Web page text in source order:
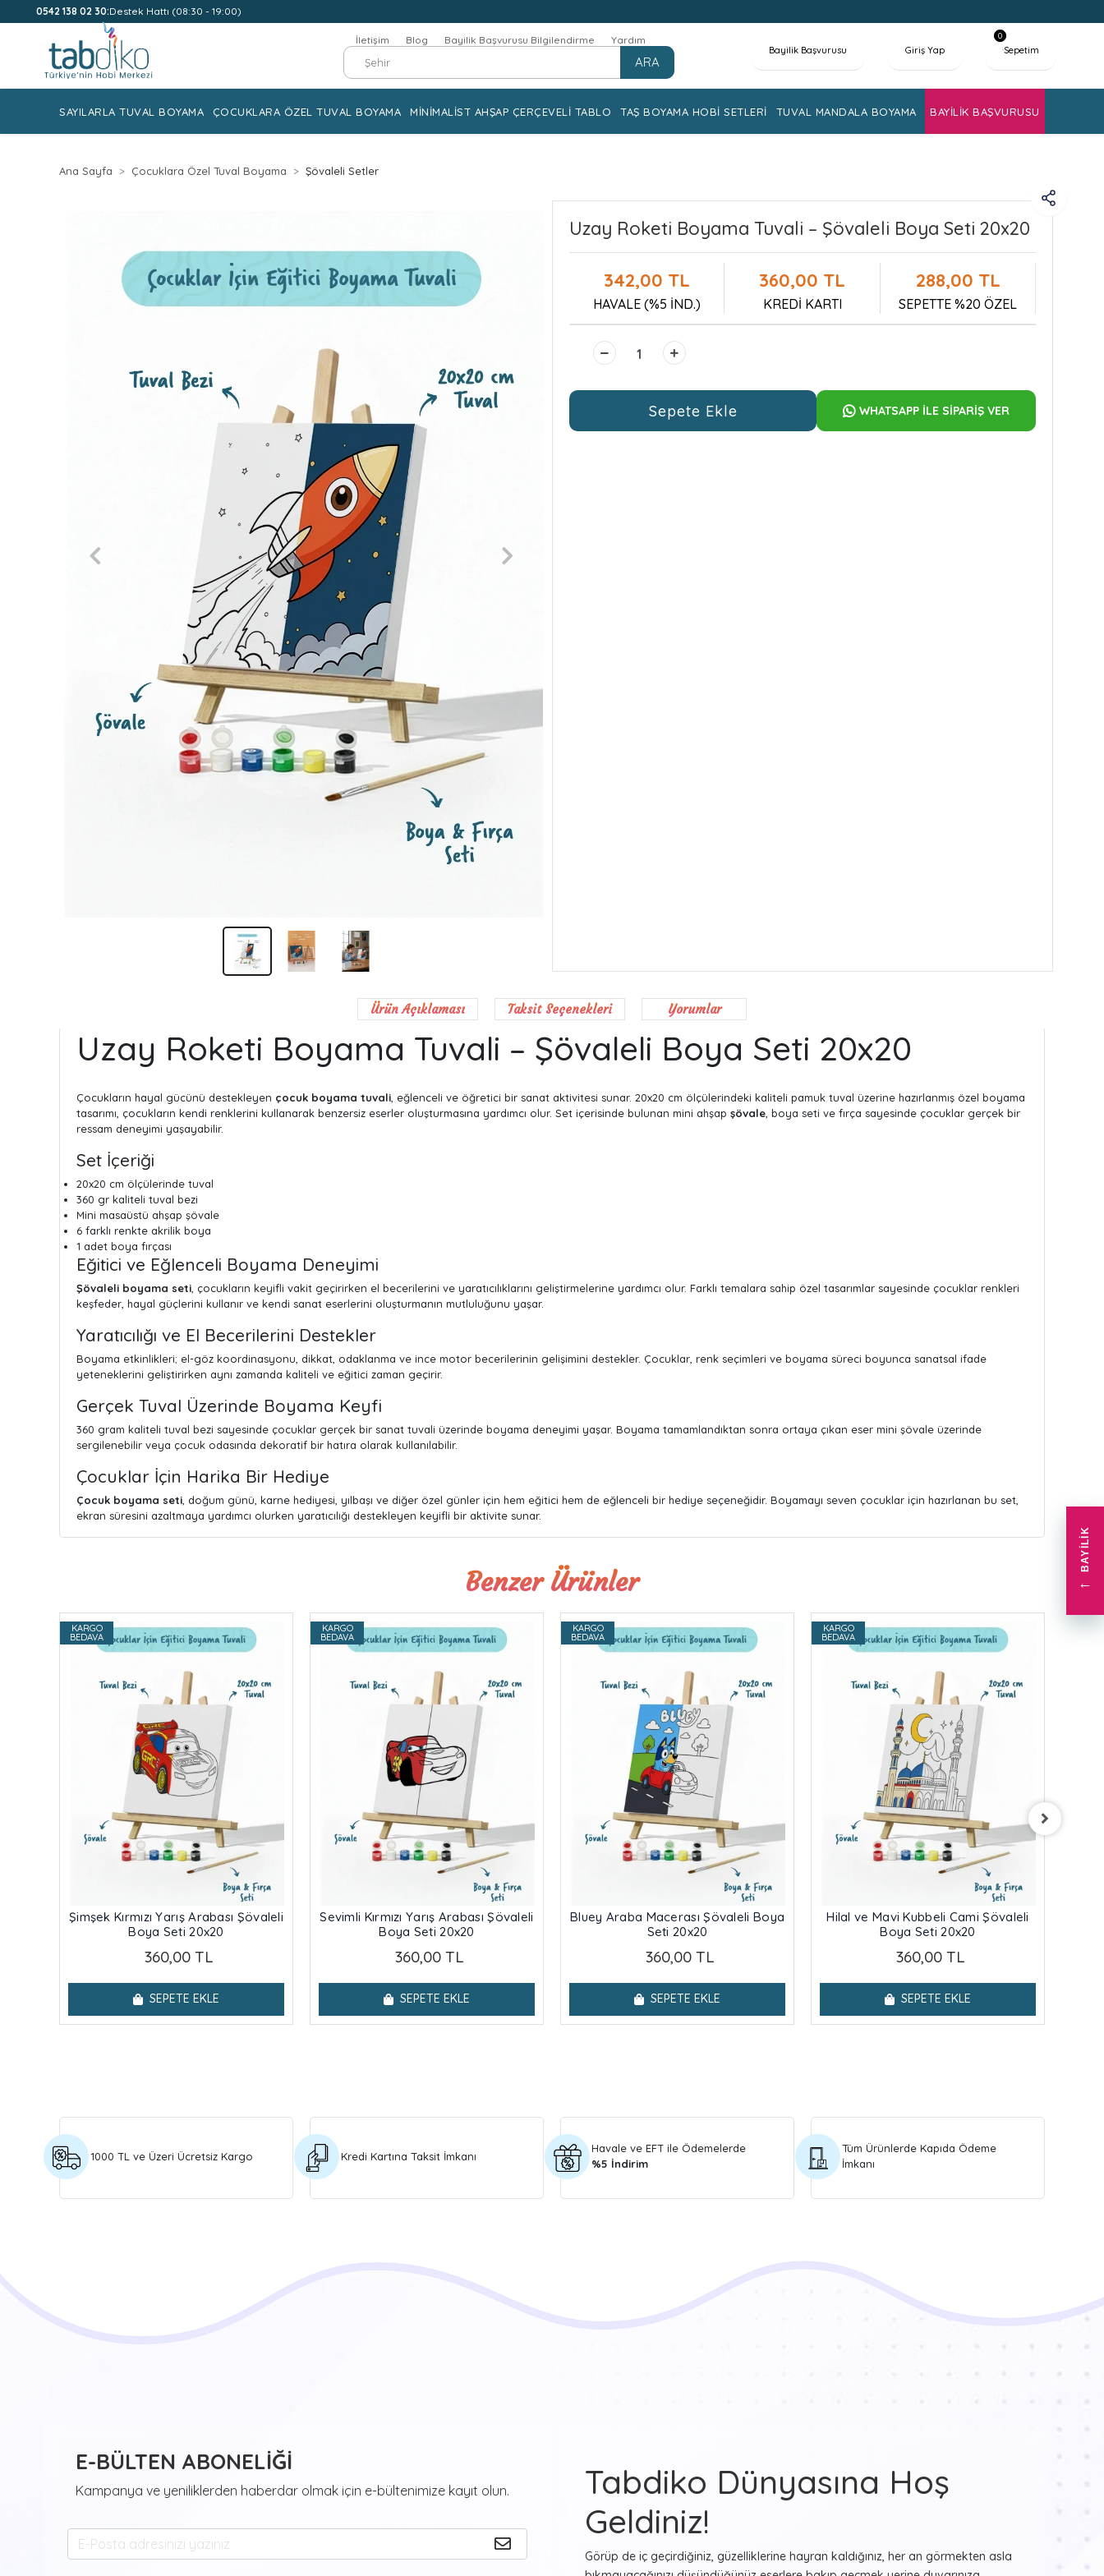
BAYILIK
←
0542 138 02 30:Destek Hattı (08:30 - 19:00)
İletişim Blog Bayilik Başvurusu Bilgilendirme Yardım
ARA
Bayilik Başvurusu Giriş Yap Sepetim
0
SAYILARLA TUVAL BOYAMA ÇOCUKLARA ÖZEL TUVAL BOYAMA MİNİMALİST AHŞAP ÇERÇEVELİ TABLO TAŞ BOYAMA HOBİ SETLERİ TUVAL MANDALA BOYAMA BAYİLİK BAŞVURUSU
Ana Sayfa Çocuklara Özel Tuval Boyama Şövaleli Setler
Uzay Roketi Boyama Tuvali – Şövaleli Boya Seti 20x20
342,00 TL
HAVALE (%5 İND.)
360,00 TL
KREDİ KARTI
288,00 TL
SEPETTE %20 ÖZEL
Sepete Ekle WHATSAPP İLE SİPARİŞ VER
Ürün Açıklaması Taksit Seçenekleri Yorumlar
Uzay Roketi Boyama Tuvali – Şövaleli Boya Seti 20x20
Çocukların hayal gücünü destekleyen çocuk boyama tuvali , eğlenceli ve öğretici bir sanat aktivitesi sunar. 20x20 cm ölçülerindeki kaliteli pamuk tuval üzerine hazırlanmış özel boyama
tasarımı, çocukların kendi renklerini kullanarak benzersiz eserler oluşturmasına yardımcı olur. Set içerisinde bulunan mini ahşap şövale , boya seti ve fırça sayesinde çocuklar gerçek bir
ressam deneyimi yaşayabilir.
Set İçeriği
20x20 cm ölçülerinde tuval
360 gr kaliteli tuval bezi
Mini masaüstü ahşap şövale
6 farklı renkte akrilik boya
1 adet boya fırçası
Eğitici ve Eğlenceli Boyama Deneyimi
Şövaleli boyama seti , çocukların keyifli vakit geçirirken el becerilerini ve yaratıcılıklarını geliştirmelerine yardımcı olur. Farklı temalara sahip özel tasarımlar sayesinde çocuklar renkleri
keşfeder, hayal güçlerini kullanır ve kendi sanat eserlerini oluşturmanın mutluluğunu yaşar.
Yaratıcılığı ve El Becerilerini Destekler
Boyama etkinlikleri; el-göz koordinasyonu, dikkat, odaklanma ve ince motor becerilerinin gelişimini destekler. Çocuklar, renk seçimleri ve boyama süreci boyunca sanatsal ifade
yeteneklerini geliştirirken aynı zamanda kaliteli ve eğitici zaman geçirir.
Gerçek Tuval Üzerinde Boyama Keyfi
360 gram kaliteli tuval bezi sayesinde çocuklar gerçek bir sanat tuvali üzerinde boyama deneyimi yaşar. Boyama tamamlandıktan sonra ortaya çıkan eser mini şövale üzerinde
sergilenebilir veya çocuk odasında dekoratif bir hatıra olarak kullanılabilir.
Çocuklar İçin Harika Bir Hediye
Çocuk boyama seti , doğum günü, karne hediyesi, yılbaşı ve diğer özel günler için hem eğitici hem de eğlenceli bir hediye seçeneğidir. Boyamayı seven çocuklar için hazırlanan bu set,
ekran süresini azaltmaya yardımcı olurken yaratıcılığı destekleyen keyifli bir aktivite sunar.
Benzer Ürünler
KARGO
BEDAVA
Şimşek Kırmızı Yarış Arabası Şövaleli
Boya Seti 20x20
360,00 TL
SEPETE EKLE
KARGO
BEDAVA
Sevimli Kırmızı Yarış Arabası Şövaleli
Boya Seti 20x20
360,00 TL
SEPETE EKLE
KARGO
BEDAVA
Bluey Araba Macerası Şövaleli Boya
Seti 20x20
360,00 TL
SEPETE EKLE
KARGO
BEDAVA
Hilal ve Mavi Kubbeli Cami Şövaleli
Boya Seti 20x20
360,00 TL
SEPETE EKLE
1000 TL ve Üzeri Ücretsiz Kargo Kredi Kartına Taksit İmkanı
Havale ve EFT ile Ödemelerde
%5 İndirim
Tüm Ürünlerde Kapıda Ödeme
İmkanı
E-BÜLTEN ABONELİĞİ
Kampanya ve yeniliklerden haberdar olmak için e-bültenimize kayıt olun.
Tabdiko Dünyasına Hoş
Geldiniz!
Görüp de iç geçirdiğiniz, güzelliklerine hayran kaldığınız, her an görmekten asla